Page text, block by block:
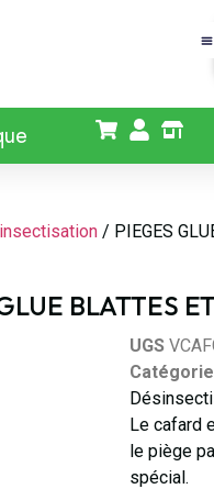
/ PIEGES
BLATTES
UGS
Catégorie
Le cafard
le piège
spécial.